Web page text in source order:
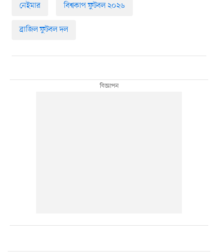
নেইমার বিশ্বকাপ ফুটবল ২০২৬
ব্রাজিল ফুটবল দল